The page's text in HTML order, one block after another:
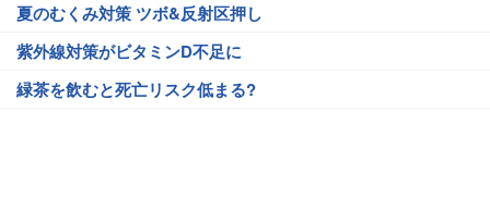
夏のむくみ対策 ツボ&反射区押し
紫外線対策がビタミンD不足に
緑茶を飲むと死亡リスク低まる?